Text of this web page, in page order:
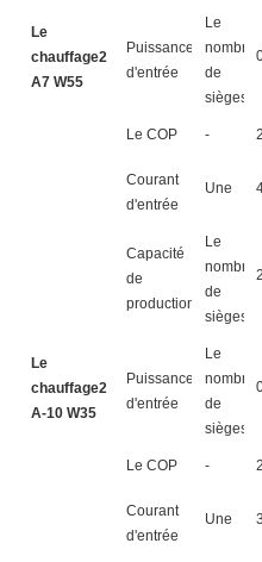
Le
chauffage2
A7 W55
Puissance
d'entrée
Le
nombre
de
sièges
Le COP -
Courant
d'entrée
Une
Le
chauffage2
A-10 W35
Capacité
de
production
Le
nombre
de
sièges
Puissance
d'entrée
Le
nombre
de
sièges
Le COP -
Courant
d'entrée
Une